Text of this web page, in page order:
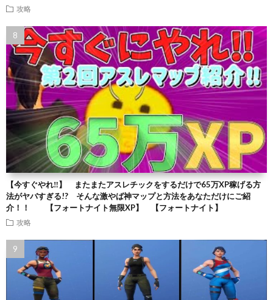
攻略
【今すぐやれ‼】 またまたアスレチックをするだけで65万XP稼げる方
法がヤバすぎる!? そんな激やば神マップと方法をあなただけにご紹
介！！ 【フォートナイト無限XP】 【フォートナイト】
攻略